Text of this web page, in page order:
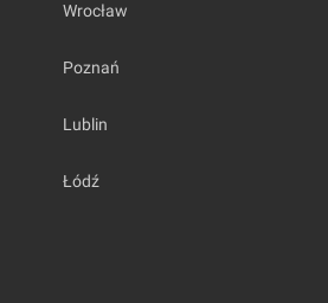
Wrocław
Poznań
Lublin
Łódź